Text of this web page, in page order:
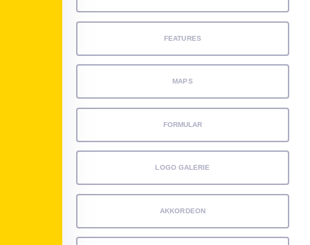
FEATURES
MAPS
FORMULAR
LOGO GALERIE
AKKORDEON